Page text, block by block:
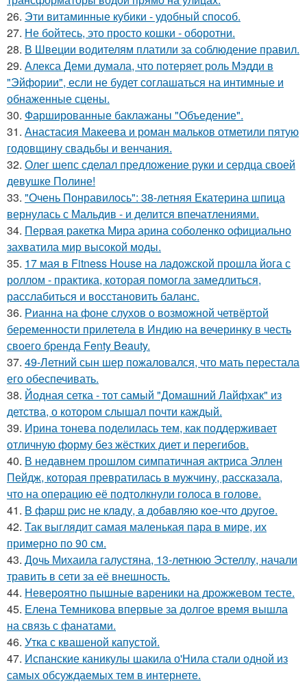
26. Эти витаминные кубики - удобный способ.
27. Не бойтесь, это просто кошки - оборотни.
28. В Швеции водителям платили за соблюдение правил.
29. Алекса Деми думала, что потеряет роль Мэдди в
"Эйфории", если не будет соглашаться на интимные и
обнаженные сцены.
30. Фаршированные баклажаны "Объедение".
31. Анастасия Макеева и роман мальков отметили пятую
годовщину свадьбы и венчания.
32. Олег шепс сделал предложение руки и сердца своей
девушке Полине!
33. "Очень Понравилось": 38-летняя Екатерина шпица
вернулась с Мальдив - и делится впечатлениями.
34. Первая ракетка Мира арина соболенко официально
захватила мир высокой моды.
35. 17 мая в Fitness House на ладожской прошла йога с
роллом - практика, которая помогла замедлиться,
расслабиться и восстановить баланс.
36. Рианна на фоне слухов о возможной четвёртой
беременности прилетела в Индию на вечеринку в честь
своего бренда Fenty Beauty.
37. 49-Летний сын шер пожаловался, что мать перестала
его обеспечивать.
38. Йодная сетка - тот самый "Домашний Лайфхак" из
детства, о котором слышал почти каждый.
39. Ирина тонева поделилась тем, как поддерживает
отличную форму без жёстких диет и перегибов.
40. В недавнем прошлом симпатичная актриса Эллен
Пейдж, которая превратилась в мужчину, рассказала,
что на операцию её подтолкнули голоса в голове.
41. B фapш pиc не клaду, a дoбaвляю кoе-чтo дpугoe.
42. Так выглядит самая маленькая пара в мире, их
примерно по 90 см.
43. Дочь Михаила галустяна, 13-летнюю Эстеллу, начали
травить в сети за её внешность.
44. Невероятно пышные вареники на дрожжевом тесте.
45. Елена Темникова впервые за долгое время вышла
на связь с фанатами.
46. Утка с квашеной капустой.
47. Испанские каникулы шакила о'Нила стали одной из
самых обсуждаемых тем в интернете.